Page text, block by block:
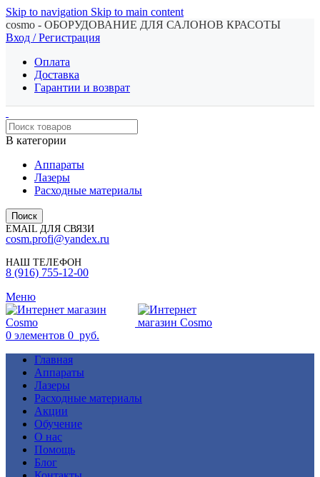
Skip to navigation Skip to main content
cosmo - ОБОРУДОВАНИЕ ДЛЯ САЛОНОВ КРАСОТЫ
Вход / Регистрация
Оплата
Доставка
Гарантии и возврат
В категории
Аппараты
Лазеры
Расходные материалы
Поиск
EMAIL ДЛЯ СВЯЗИ
cosm.profi@yandex.ru
НАШ ТЕЛЕФОН
8 (916) 755-12-00
Меню
0 элементов 0 руб.
Главная
Аппараты
Лазеры
Расходные материалы
Акции
Обучение
О нас
Помощь
Блог